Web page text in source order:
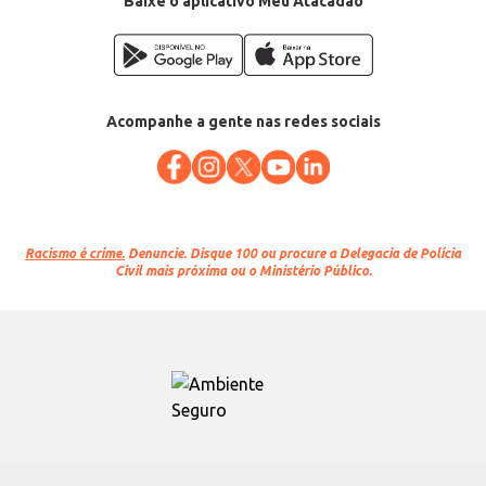
Acompanhe a gente nas redes sociais
Racismo é crime. Denuncie. Disque 100 ou procure a Delegacia de Polícia
Civil mais próxima ou o Ministério Público.